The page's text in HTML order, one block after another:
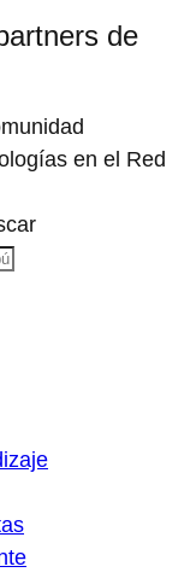
de
en el Red